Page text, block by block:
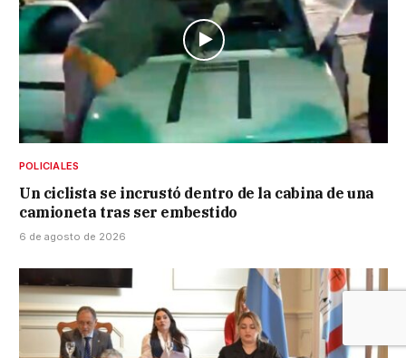
POLICIALES
Un ciclista se incrustó dentro de la cabina de una
camioneta tras ser embestido
6 de agosto de 2026